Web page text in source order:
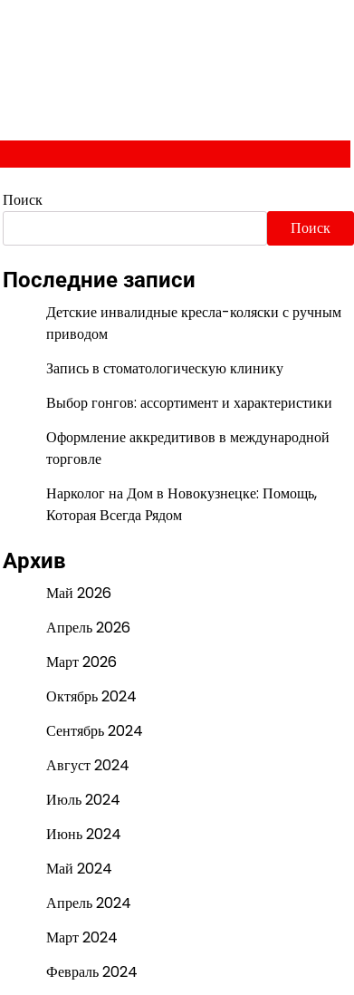
Поиск
Поиск
Последние записи
Детские инвалидные кресла-коляски с ручным
приводом
Запись в стоматологическую клинику
Выбор гонгов: ассортимент и характеристики
Оформление аккредитивов в международной
торговле
Нарколог на Дом в Новокузнецке: Помощь,
Которая Всегда Рядом
Архив
Май 2026
Апрель 2026
Март 2026
Октябрь 2024
Сентябрь 2024
Август 2024
Июль 2024
Июнь 2024
Май 2024
Апрель 2024
Март 2024
Февраль 2024